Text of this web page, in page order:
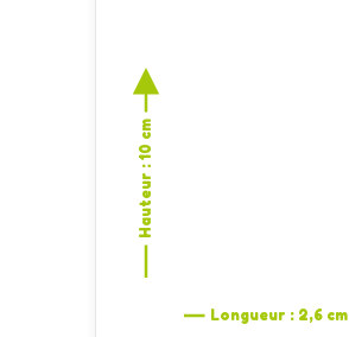
Hauteur : 10 cm
Longueur : 2,6 cm